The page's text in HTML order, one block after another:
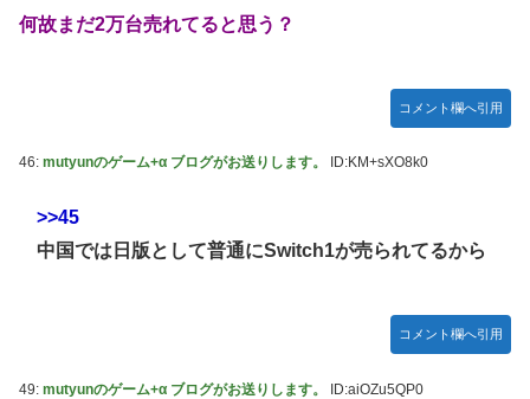
何故まだ2万台売れてると思う？
コメント欄へ引用
46: mutyunのゲーム+α ブログがお送りします。 ID:KM+sXO8k0
>>45
中国では日版として普通にSwitch1が売られてるから
コメント欄へ引用
49: mutyunのゲーム+α ブログがお送りします。 ID:aiOZu5QP0